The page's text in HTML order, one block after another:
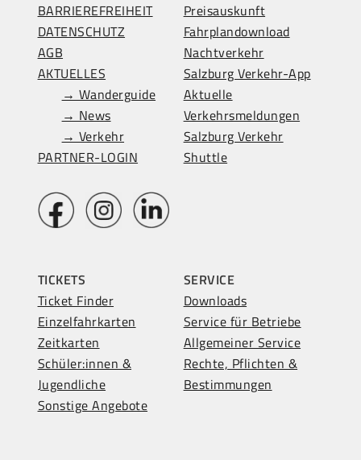
BARRIEREFREIHEIT
DATENSCHUTZ
AGB
AKTUELLES
→ Wanderguide
→ News
→ Verkehr
PARTNER-LOGIN
Preisauskunft
Fahrplandownload
Nachtverkehr
Salzburg Verkehr-App
Aktuelle
Verkehrsmeldungen
Salzburg Verkehr
Shuttle
TICKETS
Ticket Finder
Einzelfahrkarten
Zeitkarten
Schüler:innen &
Jugendliche
Sonstige Angebote
SERVICE
Downloads
Service für Betriebe
Allgemeiner Service
Rechte, Pflichten &
Bestimmungen